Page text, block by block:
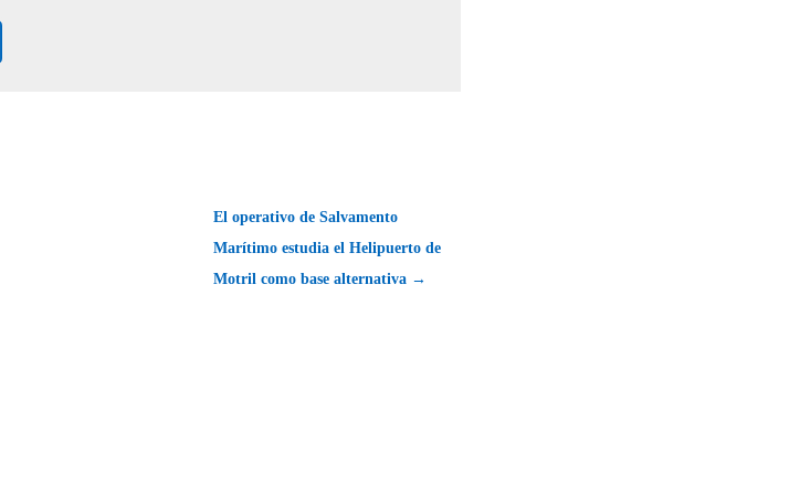
El operativo de Salvamento
Marítimo estudia el Helipuerto de
Motril como base alternativa →